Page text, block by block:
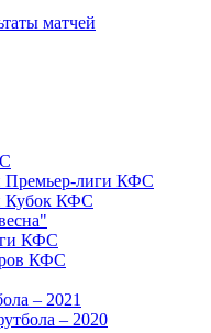
матчей
Премьер-лиги КФС
Кубок КФС
КФС
КФС
– 2021
– 2020